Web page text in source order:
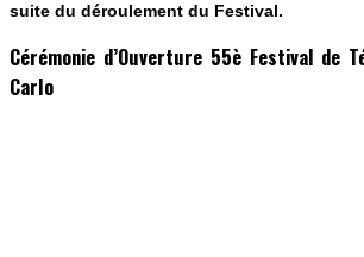
suite du déroulement du Festival.
Cérémonie d’Ouverture 55è Festival de
Carlo